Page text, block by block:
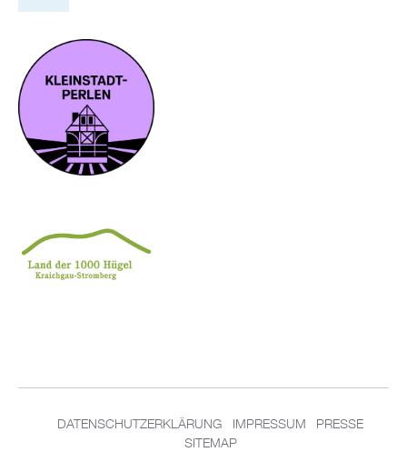
DA­TEN­SCHUT­Z­ER­KLÄ­RUNG IM­PRES­SUM
PRES­SE
SITEMAP